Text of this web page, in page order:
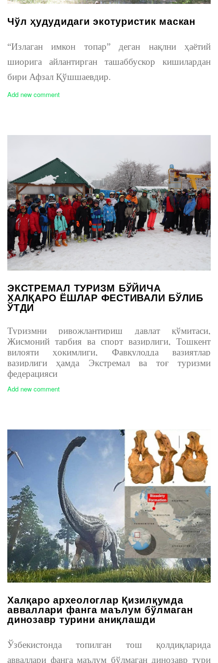
Чўл ҳудудидаги экотуристик маскан
“Излаган имкон топар” деган нақлни ҳаётий
шиорига айлантирган ташаббускор кишилардан
бири Афзал Қўшшаевдир.
Add new comment
ЭКСТРЕМАЛ ТУРИЗМ БЎЙИЧА
ХАЛҚАРО ЁШЛАР ФЕСТИВАЛИ БЎЛИБ
ЎТДИ
Туризмни ривожлантириш давлат қўмитаси,
Жисмоний тарбия ва спорт вазирлиги, Тошкент
вилояти ҳокимлиги, Фавқулодда вазиятлар
вазирлиги ҳамда Экстремал ва тоғ туризми
федерацияси
Add new comment
Халқаро археологлар Қизилқумда
авваллари фанга маълум бўлмаган
динозавр турини аниқлашди
Ўзбекистонда топилган тош қолдиқларида
авваллари фанга маълум бўлмаган динозавр тури